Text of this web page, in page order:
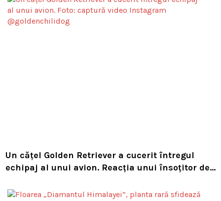
Un cățel Golden Retriever a cucerit întregul
echipaj al unui avion. Reacția unui însoțitor de